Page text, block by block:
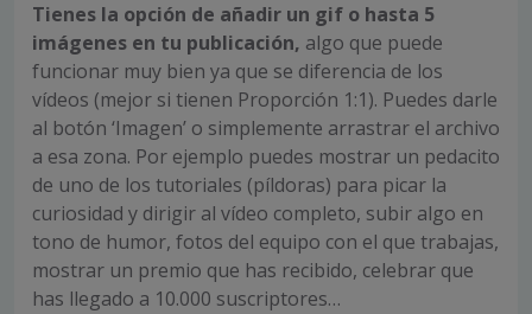
Tienes la opción de añadir un gif o hasta 5
imágenes en tu publicación, algo que puede
funcionar muy bien ya que se diferencia de los
vídeos (mejor si tienen Proporción 1:1). Puedes darle
al botón ‘Imagen’ o simplemente arrastrar el archivo
a esa zona. Por ejemplo puedes mostrar un pedacito
de uno de los tutoriales (píldoras) para picar la
curiosidad y dirigir al vídeo completo, subir algo en
tono de humor, fotos del equipo con el que trabajas,
mostrar un premio que has recibido, celebrar que
has llegado a 10.000 suscriptores…